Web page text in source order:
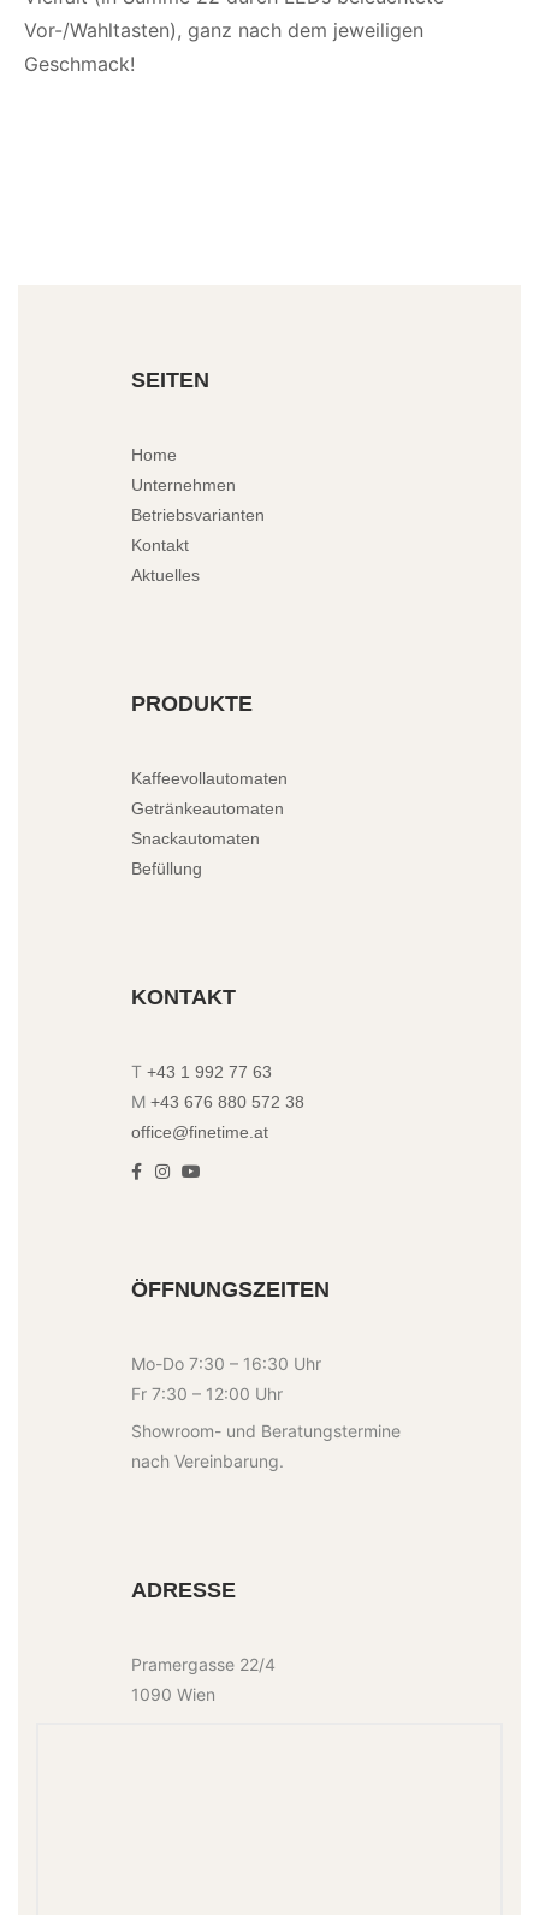
Vor-/Wahltasten), ganz nach dem jeweiligen
Geschmack!
SEITEN
Home
Unternehmen
Betriebsvarianten
Kontakt
Aktuelles
PRODUKTE
Kaffeevollautomaten
Getränkeautomaten
Snackautomaten
Befüllung
KONTAKT
T +43 1 992 77 63
M +43 676 880 572 38
office@finetime.at
ÖFFNUNGSZEITEN
Mo-Do 7:30 – 16:30 Uhr
Fr 7:30 – 12:00 Uhr
Showroom- und Beratungstermine
nach Vereinbarung.
ADRESSE
Pramergasse 22/4
1090 Wien